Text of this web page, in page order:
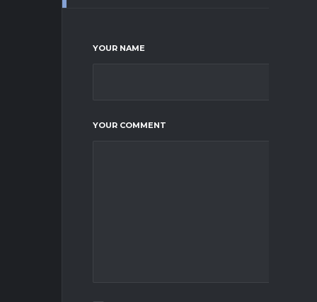
YOUR NAME
YOUR COMMENT